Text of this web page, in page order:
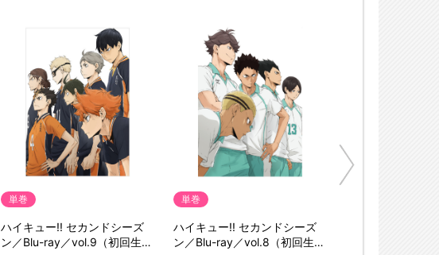
単巻
ハイキュー!! セカンドシーズ
ン／Blu-ray／vol.9（初回生産
単巻
ハイキュー!! セカンドシーズ
ン／Blu-ray／vol.8（初回生産